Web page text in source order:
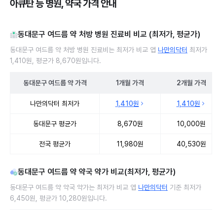
아큐탄 등 병원, 약국 가격 안내
동대문구 여드름 약 처방 병원 진료비 비교 (최저가, 평균가)
동대문구 여드름 약 처방 병원 진료비는 최저가 비교 앱 나만의닥터 최저가
1,410원, 평균가 8,670원입니다.
동대문구 여드름 약가격 1개월 가격 2개월 가격
나만의닥터 최저가 1,410원 1,410원
동대문구 평균가 8,670원 10,000원
전국 평균가 11,980원 40,530원
동대문구 여드름 약 약국 약가 비교(최저가, 평균가)
동대문구 여드름 약 약국 약가는 최저가 비교 앱 나만의닥터 기준 최저가
6,450원, 평균가 10,280원입니다.